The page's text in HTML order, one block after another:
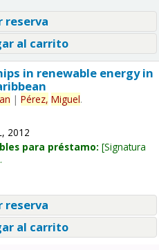
reserva
al carrito
in renewable energy in
| Pérez, Miguel.
2012
para préstamo: Signatura
reserva
al carrito